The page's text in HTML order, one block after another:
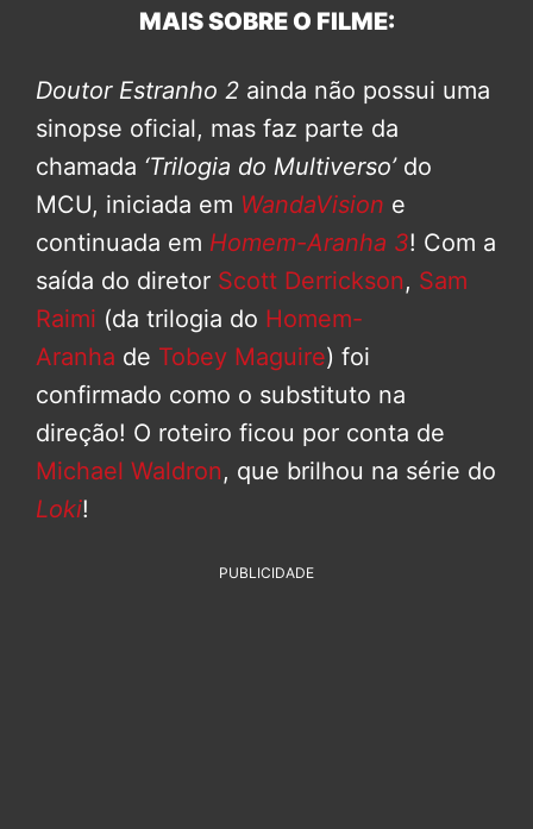
MAIS SOBRE O FILME:
Doutor Estranho 2 ainda não possui uma
sinopse oficial, mas faz parte da
chamada ‘Trilogia do Multiverso’do
MCU, iniciada em WandaVision e
continuada em Homem-Aranha 3! Com a
saída do diretor Scott Derrickson, Sam
Raimi (da trilogia do Homem-
Aranha de Tobey Maguire) foi
confirmado como o substituto na
direção! O roteiro ficou por conta de
Michael Waldron, que brilhou na série do
Loki!
PUBLICIDADE